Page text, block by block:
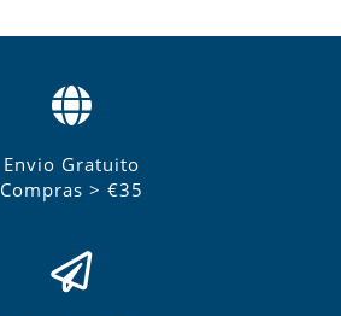
Envio Gratuito
Compras > €35